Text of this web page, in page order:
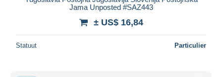
Jama Unposted #SAZ443
± US$ 16,84
Statuut Particulier